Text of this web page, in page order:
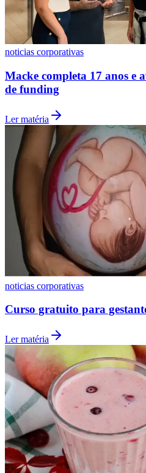
Flamengo
noticias corporativas
Macke completa 17 anos e
de funding
Ler matéria
noticias corporativas
Curso gratuito para
Ler matéria